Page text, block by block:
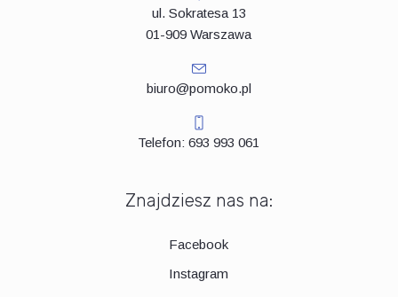
ul. Sokratesa 13
01-909 Warszawa
biuro@pomoko.pl
Telefon: 693 993 061
Znajdziesz nas na:
Facebook
Instagram